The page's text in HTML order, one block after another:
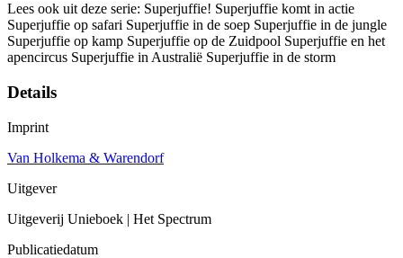
Lees ook uit deze serie: Superjuffie! Superjuffie komt in actie
Superjuffie op safari Superjuffie in de soep Superjuffie in de jungle
Superjuffie op kamp Superjuffie op de Zuidpool Superjuffie en het
apencircus Superjuffie in Australië Superjuffie in de storm
Details
Imprint
Van Holkema & Warendorf
Uitgever
Uitgeverij Unieboek | Het Spectrum
Publicatiedatum